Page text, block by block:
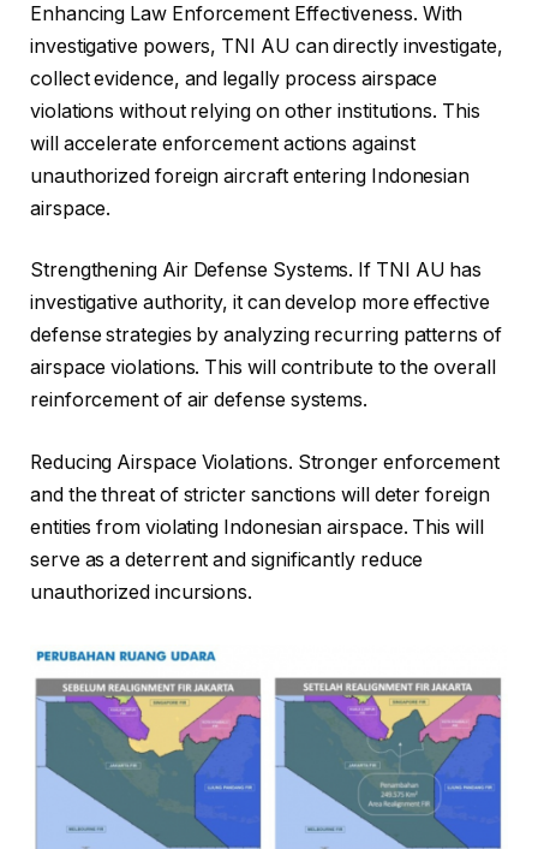
Enhancing Law Enforcement Effectiveness. With
investigative powers, TNI AU can directly investigate,
collect evidence, and legally process airspace
violations without relying on other institutions. This
will accelerate enforcement actions against
unauthorized foreign aircraft entering Indonesian
airspace.
Strengthening Air Defense Systems. If TNI AU has
investigative authority, it can develop more effective
defense strategies by analyzing recurring patterns of
airspace violations. This will contribute to the overall
reinforcement of air defense systems.
Reducing Airspace Violations. Stronger enforcement
and the threat of stricter sanctions will deter foreign
entities from violating Indonesian airspace. This will
serve as a deterrent and significantly reduce
unauthorized incursions.